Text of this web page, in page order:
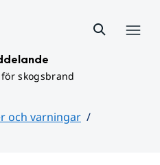
för skogsbrand
och varningar